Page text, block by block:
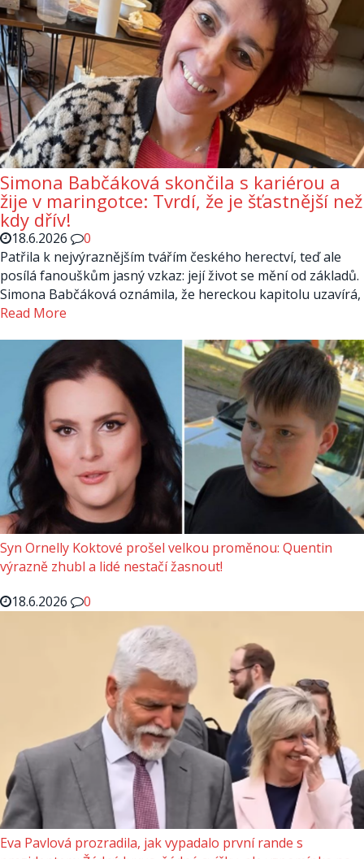
Simona Babčáková skončila s kariérou a
žije v maringotce: Tvrdí, že je šťastnější než
kdy dřív!
18.6.2026
0
Patřila k nejvýraznějším tvářím českého herectví, teď ale
posílá fanouškům jasný vzkaz: její život se mění od základů.
Simona Babčáková oznámila, že hereckou kapitolu uzavírá,
Read More
Syn Ornelly Koktové prošel velkou proměnou: Quentin
výrazně zhubl a lidé nestačí žasnout!
18.6.2026
0
Eva Pavlová prozradila, jak vypadalo první rande s